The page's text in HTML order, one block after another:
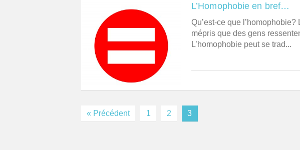
L’Homophobie en bref…
Qu’est-ce que l’homophobie?
mépris que des gens
L’homophobie peut se trad...
« Précédent 1 2 3